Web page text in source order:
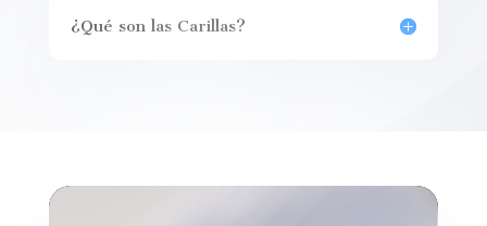
¿Qué son las Carillas?